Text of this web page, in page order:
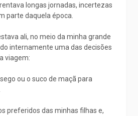
longas jornadas, incertezas
parte daquela época.
ali, no meio da minha grande
internamente uma das decisões
viagem:
ou o suco de maçã para
preferidos das minhas filhas e,